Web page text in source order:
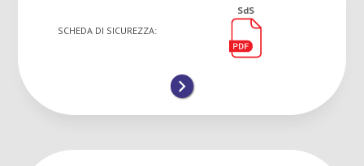
SCHEDA DI SICUREZZA:
SdS